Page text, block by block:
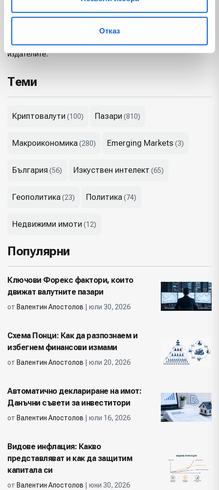
Отказ
годишно, е довел до по-слабо разпределение на разходите
на потребителите, което е довело до по-ниски от
очакваните приходи и възвръщаемост на инвестициите за
издателите.
Теми
Криптовалути (100) Пазари (810)
Макроикономика(280) Emerging Markets (3)
България (56) Изкуствен интелект (65)
Геополитика(23) Политика(74)
Недвижими имоти (12)
Популярни
Ключови Форекс фактори, които
движат валутните пазари
от Валентин Апостолов | юли 30, 2026
Схема Понци: Как да разпознаем и
избегнем финансови измами
от Валентин Апостолов | юли 20, 2026
Автоматично деклариране на имот:
Данъчни съвети за инвеститори
от Валентин Апостолов | юли 16, 2026
Видове инфлация: Какво
представляват и как да защитим
капитала си
от Валентин Апостолов | юни 30, 2026